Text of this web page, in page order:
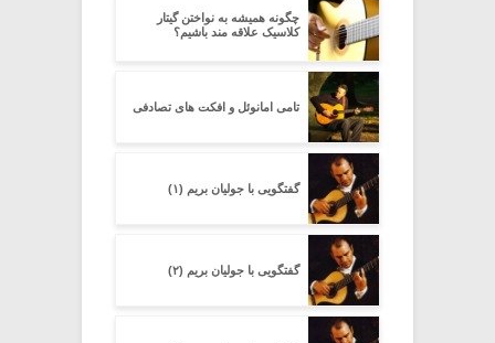
چگونه همیشه به نواختن گیتار
کلاسیک علاقه مند باشیم؟
تامی امانوئل و افکت های تصادفی
گفتگویی با جولیان بریم (۱)
گفتگویی با جولیان بریم (۲)